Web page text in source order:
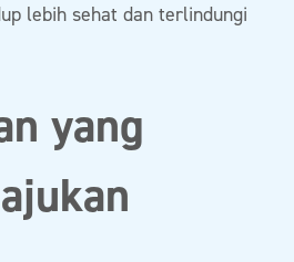
lebih sehat dan terlindungi
yang